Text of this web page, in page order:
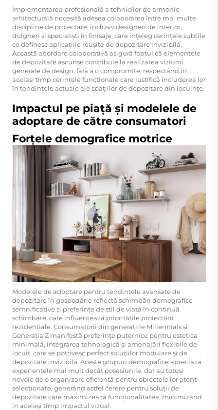
Implementarea profesională a tehnicilor de armonie
arhitecturală necesită adesea colaborarea între mai multe
discipline de proiectare, inclusiv designeri de interior,
dulgheri și specialiști în finisaje, care înțeleg cerințele subtile
ce definesc aplicațiile reușite de depozitare invizibilă.
Această abordare colaborativă asigură faptul că elementele
de depozitare ascunse contribuie la realizarea viziunii
generale de design, fără a o compromite, respectând în
același timp cerințele funcționale care justifică includerea lor
în tendințele actuale ale spațiilor de depozitare din locuințe.
Impactul pe piață și modelele de
adoptare de către consumatori
Forțele demografice motrice
Modelele de adoptare pentru tendințele avansate de
depozitare în gospodărie reflectă schimbări demografice
semnificative și preferințe de stil de viață în continuă
schimbare, care influențează prioritățile proiectării
rezidențiale. Consumatorii din generațiile Millennials și
Generația Z manifestă preferințe puternice pentru estetica
minimală, integrarea tehnologică și amenajări flexibile de
locuit, care se potrivesc perfect soluțiilor modulare și de
depozitare invizibilă. Aceste grupuri demografice apreciază
experiențele mai mult decât posesiunile, dar au totuși
nevoie de o organizare eficientă pentru obiectele lor atent
selecționate, generând astfel cerere pentru soluții de
depozitare care maximizează funcționalitatea, minimizând
în același timp impactul vizual.